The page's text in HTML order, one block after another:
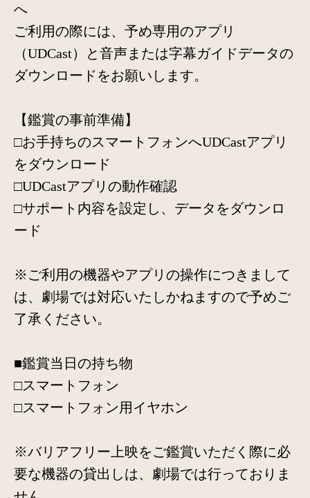
へ
ご利用の際には、予め専用のアプリ
（UDCast）と音声または字幕ガイドデータの
ダウンロードをお願いします。
【鑑賞の事前準備】
□お手持ちのスマートフォンへUDCastアプリ
をダウンロード
□UDCastアプリの動作確認
□サポート内容を設定し、データをダウンロ
ード
※ご利用の機器やアプリの操作につきまして
は、劇場では対応いたしかねますので予めご
了承ください。
■鑑賞当日の持ち物
□スマートフォン
□スマートフォン用イヤホン
※バリアフリー上映をご鑑賞いただく際に必
要な機器の貸出しは、劇場では行っておりま